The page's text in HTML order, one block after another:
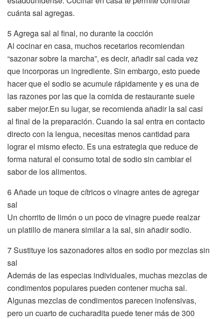
cuánta sal agregas.
5 Agrega sal al final, no durante la cocción
Al cocinar en casa, muchos recetarios recomiendan
“sazonar sobre la marcha”, es decir, añadir sal cada vez
que incorporas un ingrediente. Sin embargo, esto puede
hacer que el sodio se acumule rápidamente y es una de
las razones por las que la comida de restaurante suele
saber mejor.En su lugar, se recomienda añadir la sal casi
al final de la preparación. Cuando la sal entra en contacto
directo con la lengua, necesitas menos cantidad para
lograr el mismo efecto. Es una estrategia que reduce de
forma natural el consumo total de sodio sin cambiar el
sabor de los alimentos.
6 Añade un toque de cítricos o vinagre antes de agregar
sal
Un chorrito de limón o un poco de vinagre puede realzar
un platillo de manera similar a la sal, sin añadir sodio.
7 Sustituye los sazonadores altos en sodio por mezclas sin
sal
Además de las especias individuales, muchas mezclas de
condimentos populares pueden contener mucha sal.
Algunas mezclas de condimentos parecen inofensivas,
pero un cuarto de cucharadita puede tener más de 300